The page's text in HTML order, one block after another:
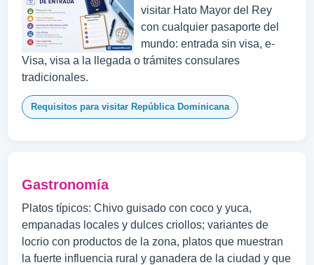
visitar Hato Mayor del Rey
con cualquier pasaporte del
mundo: entrada sin visa, e-
Visa, visa a la llegada o trámites consulares
tradicionales.
Requisitos para visitar República Dominicana
Gastronomía
Platos típicos: Chivo guisado con coco y yuca,
empanadas locales y dulces criollos; variantes de
locrio con productos de la zona, platos que muestran
la fuerte influencia rural y ganadera de la ciudad y que